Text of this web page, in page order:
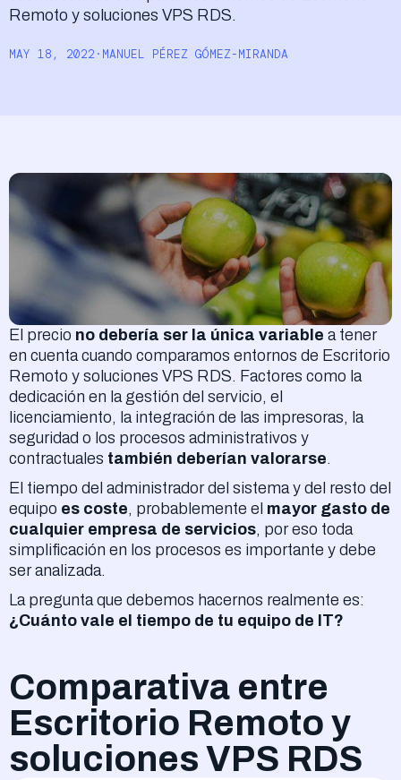
Acceder
Remoto y soluciones VPS RDS.
MAY 18, 2022· MANUEL PÉREZ GÓMEZ-MIRANDA
El precio no debería ser la única variable a tener
en cuenta cuando comparamos entornos de Escritorio
Remoto y soluciones VPS RDS. Factores como la
dedicación en la gestión del servicio, el
licenciamiento, la integración de las impresoras, la
seguridad o los procesos administrativos y
contractuales también deberían valorarse.
El tiempo del administrador del sistema y del resto del
equipo es coste, probablemente el mayor gasto de
cualquier empresa de servicios, por eso toda
simplificación en los procesos es importante y debe
ser analizada.
La pregunta que debemos hacernos realmente es:
¿Cuánto vale el tiempo de tu equipo de IT?
Comparativa entre
Escritorio Remoto y
soluciones VPS RDS